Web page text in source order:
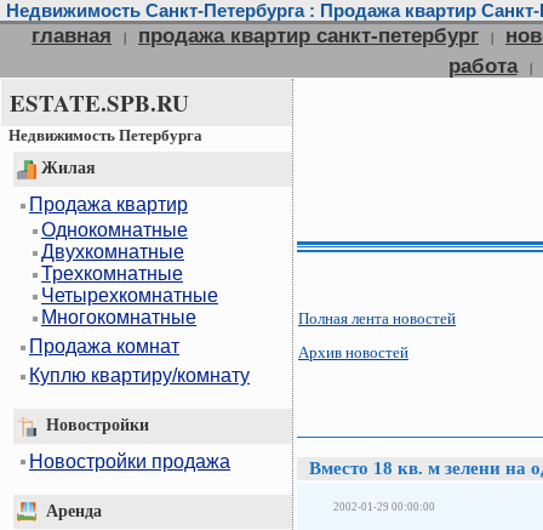
Недвижимость Санкт-Петербурга : Продажа квартир
главная | продажа квартир санкт-петербург |
работа
|
ESTATE.SPB.RU
Недвижимость Петербурга
Жилая
Продажа квартир
Однокомнатные
Двухкомнатные
Трехкомнатные
Четырехкомнатные
Многокомнатные
Продажа комнат
Куплю квартиру/комнату
Новостройки
Новостройки продажа
Аренда
Полная лента новостей
Архив новостей
Вместо 18 кв. м зелени на
2002-01-29 00:00:00